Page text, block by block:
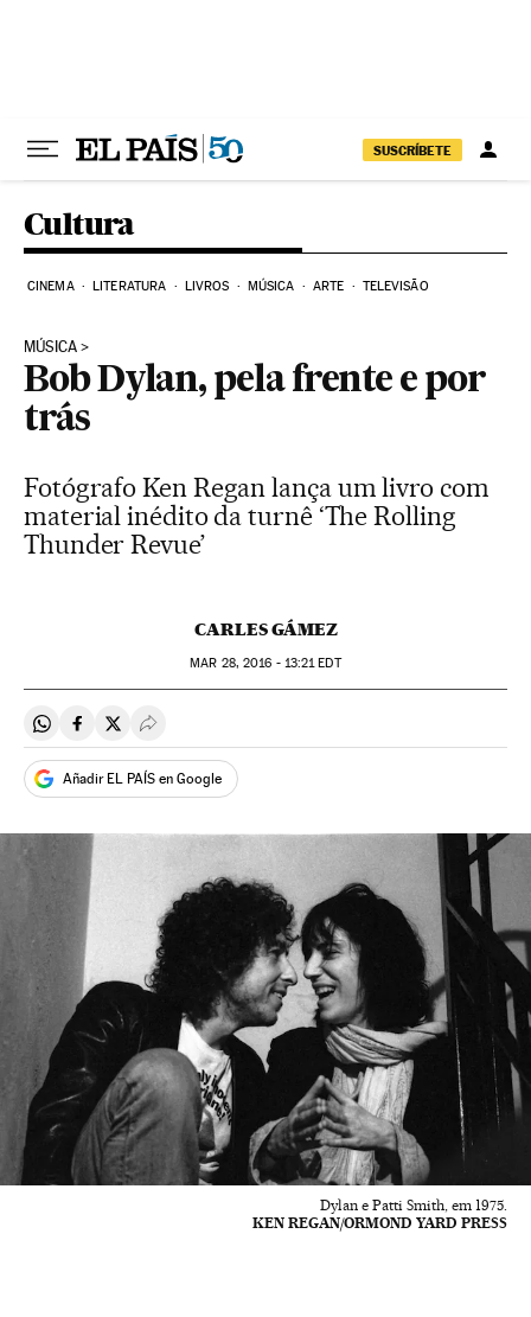
SUSCRÍBETE
Cultura
CINEMA LITERATURA LIVROS MÚSICA ARTE TELEVISÃO
MÚSICA
Bob Dylan, pela frente e por
trás
Fotógrafo Ken Regan lança um livro com
material inédito da turnê ‘The Rolling
Thunder Revue’
CARLES GÁMEZ
MAR 28, 2016 - 13:21EDT
Compartir en Whatsapp
Compartir en Facebook
Compartir en Twitter
Desplegar Redes Sociales
Añadir EL PAÍS en Google
Dylan e Patti Smith, em 1975.
KEN REGAN/ORMOND YARD PRESS